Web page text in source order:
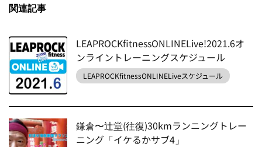
関連記事
LEAPROCKfitnessONLINELive!2021.6オ
ンライントレーニングスケジュール
LEAPROCKfitnessONLINELiveスケジュール
鎌倉〜辻堂(往復)30kmランニングトレー
ニング「イケるかサブ4」